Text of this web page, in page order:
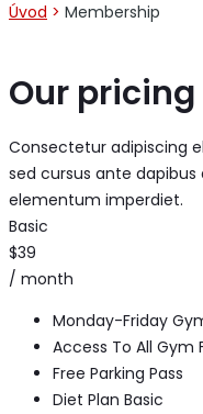
Úvod > Membership
Our
Consectetur adipiscing
sed cursus ante
elementum imperdiet.
Basic
$39
/ month
Monday-Friday
Access To All Gym
Free Parking Pass
Diet Plan Basic